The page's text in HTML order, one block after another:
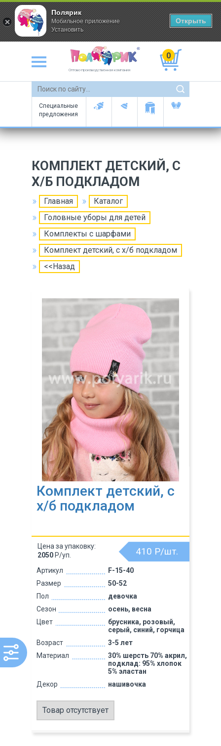
Оптово-производственная компания
0
Специальные
предложения
КОМПЛЕКТ ДЕТСКИЙ, С
Х/Б ПОДКЛАДОМ
Главная
Каталог
Головные уборы для детей
Комплекты с шарфами
Комплект детский, с х/б подкладом
<<Назад
Комплект детский, с
х/б подкладом
Артикул
F-15-40
Размер
50-52
Пол
девочка
Сезон
осень, весна
Цвет
брусника, розовый,
серый, синий, горчица
Возраст
3-5 лет
Материал
30% шерсть 70% акрил,
подклад: 95% хлопок
5% эластан
Декор
нашивочка
410 Р/шт.
Цена за упаковку:
2050 Р/уп.
Товар отсутствует
Полярик
Мобильное приложение
Установить
Открыть